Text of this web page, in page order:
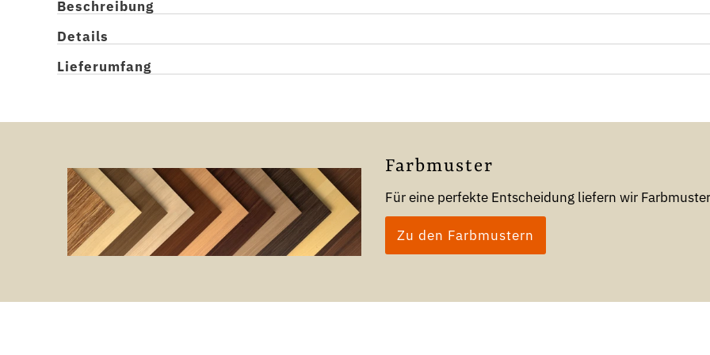
Beschreibung
Details
Lieferumfang
Farbmuster
Für eine perfekte Entscheidung liefern wir
Zu den Farbmustern